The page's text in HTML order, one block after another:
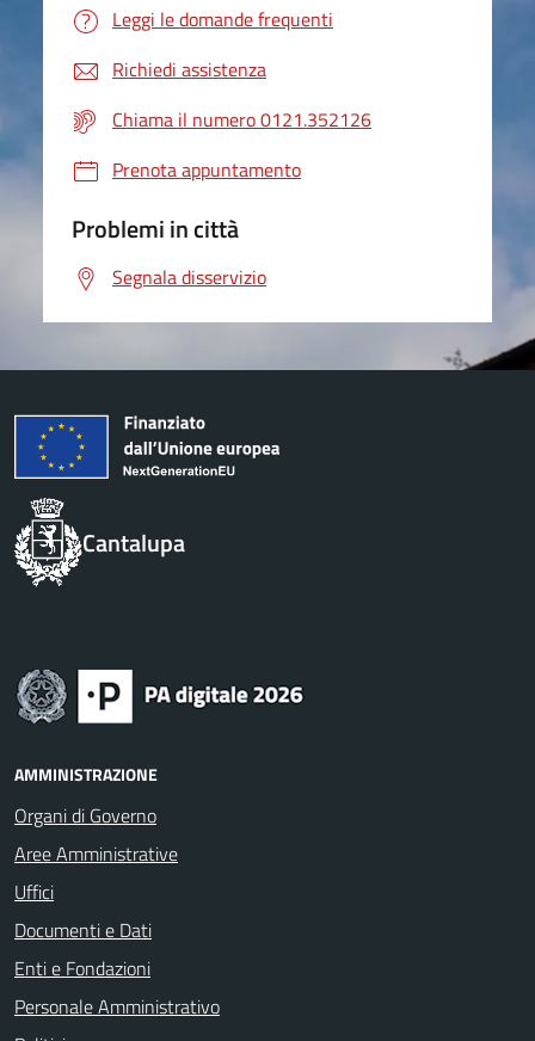
Leggi le domande frequenti
Richiedi assistenza
Chiama il numero 0121.352126
Prenota appuntamento
Problemi in città
Segnala disservizio
Cantalupa
AMMINISTRAZIONE
Organi di Governo
Aree Amministrative
Uffici
Documenti e Dati
Enti e Fondazioni
Personale Amministrativo